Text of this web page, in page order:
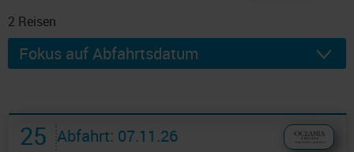
2 Reisen
25 Abfahrt: 07.11.26